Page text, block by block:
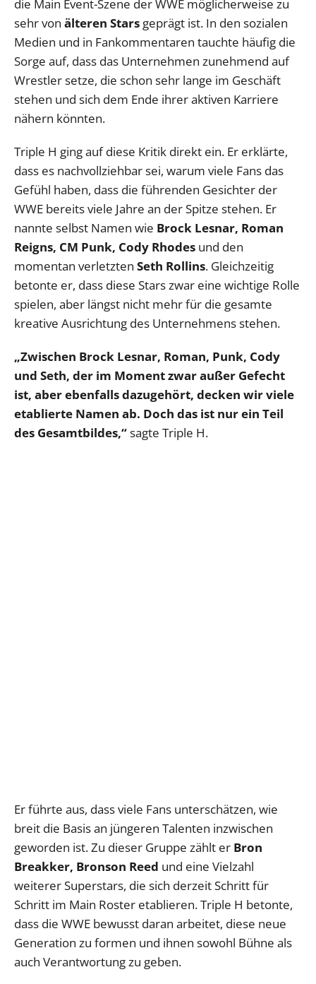
die Main Event-Szene der WWE möglicherweise zu
sehr von älteren Stars geprägt ist. In den sozialen
Medien und in Fankommentaren tauchte häufig die
Sorge auf, dass das Unternehmen zunehmend auf
Wrestler setze, die schon sehr lange im Geschäft
stehen und sich dem Ende ihrer aktiven Karriere
nähern könnten.
Triple H ging auf diese Kritik direkt ein. Er erklärte,
dass es nachvollziehbar sei, warum viele Fans das
Gefühl haben, dass die führenden Gesichter der
WWE bereits viele Jahre an der Spitze stehen. Er
nannte selbst Namen wie Brock Lesnar, Roman
Reigns, CM Punk, Cody Rhodes und den
momentan verletzten Seth Rollins. Gleichzeitig
betonte er, dass diese Stars zwar eine wichtige Rolle
spielen, aber längst nicht mehr für die gesamte
kreative Ausrichtung des Unternehmens stehen.
„Zwischen Brock Lesnar, Roman, Punk, Cody
und Seth, der im Moment zwar außer Gefecht
ist, aber ebenfalls dazugehört, decken wir viele
etablierte Namen ab. Doch das ist nur ein Teil
des Gesamtbildes,“sagte Triple H.
Er führte aus, dass viele Fans unterschätzen, wie
breit die Basis an jüngeren Talenten inzwischen
geworden ist. Zu dieser Gruppe zählt er Bron
Breakker, Bronson Reed und eine Vielzahl
weiterer Superstars, die sich derzeit Schritt für
Schritt im Main Roster etablieren. Triple H betonte,
dass die WWE bewusst daran arbeitet, diese neue
Generation zu formen und ihnen sowohl Bühne als
auch Verantwortung zu geben.